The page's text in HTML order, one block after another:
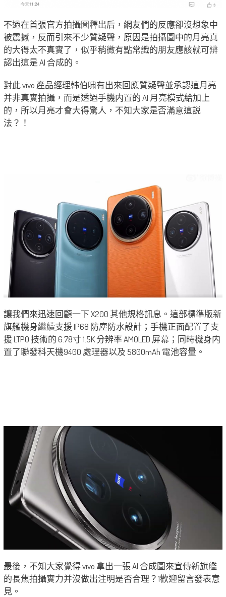
不過在首張官方拍攝圖釋出后，網友們的反應卻沒想象中
被震撼，反而引來不少質疑聲，原因是拍攝圖中的月亮真
的大得太不真實了，似乎稍微有點常識的朋友應該就可辨
認出這是 AI 合成的。
對此 vivo 產品經理韩伯啸有出來回應質疑聲並承認這月亮
并非真實拍攝，而是透過手機内置的 AI 月亮模式給加上
的，所以月亮才會大得驚人，不知大家是否滿意這説
法？！
讓我們來迅速回顧一下 X200 其他規格訊息。這部標準版新
旗艦機身繼續支援 IP68 防塵防水設計；手機正面配置了支
援 LTPO 技術的 6.78寸 1.5K 分辨率 AMOLED 屏幕；同時機身内
置了聯發科天機9400 處理器以及 5800mAh 電池容量。
最後，不知大家覺得 vivo 拿出一張 AI 合成圖來宣傳新旗艦
的長焦拍攝實力并沒做出注明是否合理？1歡迎留言發表意
見。